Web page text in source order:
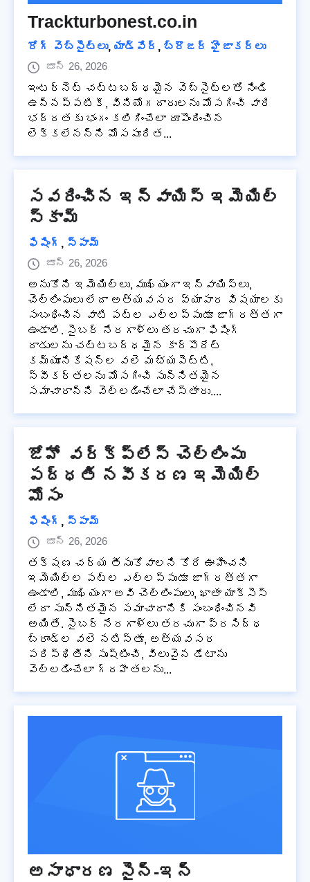
Trackturbonest.co.in
రోగ్ వెబ్‌సైట్‌లు, యాడ్వేర్ , బ్రౌజర్ హైజాకర్లు
జూన్ 26, 2026
ఇంటర్నెట్ చట్టబద్ధమైన వెబ్‌సైట్‌లతో నిండి
ఉన్నప్పటికీ, వినియోగదారులను మోసగించి వారి
భద్రతకు భంగం కలిగించేలా రూపొందించిన
లెక్కలేనన్ని మోసపూరిత...
సవరించిన ఇన్వాయిస్ ఇమెయిల్
స్కామ్
ఫిషింగ్ , స్పామ్
జూన్ 26, 2026
అనుకోని ఇమెయిల్‌లు, ముఖ్యంగా ఇన్‌వాయిస్‌లు,
చెల్లింపులు లేదా అత్యవసర వ్యాపార విషయాలకు
సంబంధించిన వాటి పట్ల ఎల్లప్పుడూ జాగ్రత్తగా
ఉండాలి. సైబర్ నేరగాళ్లు తరచుగా ఫిషింగ్
దాడులను చట్టబద్ధమైన కార్పొరేట్
కమ్యూనికేషన్‌ల వలె మభ్యపెట్టి,
స్వీకర్తలను మోసగించి సున్నితమైన
సమాచారాన్ని వెల్లడించేలా చేస్తారు....
జోహో వర్క్‌ప్లేస్ చెల్లింపు
పద్ధతి నవీకరణ ఇమెయిల్
మోసం
ఫిషింగ్ , స్పామ్
జూన్ 26, 2026
తక్షణ చర్య తీసుకోవాలని కోరే ఊహించని
ఇమెయిల్‌ల పట్ల ఎల్లప్పుడూ జాగ్రత్తగా
ఉండాలి, ముఖ్యంగా అవి చెల్లింపులు, ఖాతా యాక్సెస్
లేదా సున్నితమైన సమాచారానికి సంబంధించినవి
అయితే. సైబర్ నేరగాళ్లు తరచుగా ప్రసిద్ధ
బ్రాండ్‌ల వలె నటిస్తూ, అత్యవసర
పరిస్థితిని సృష్టించి, విలువైన డేటాను
వెల్లడించేలా గ్రహీతలను...
అసాధారణ సైన్-ఇన్